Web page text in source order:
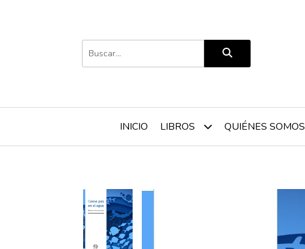
INICIO LIBROS QUIÉNES SOMOS